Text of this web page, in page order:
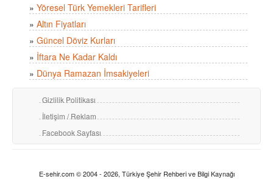
» Yöresel Türk Yemekleri Tarifleri
» Altın Fiyatları
» Güncel Döviz Kurları
» İftara Ne Kadar Kaldı
» Dünya Ramazan İmsakiyeleri
Gizlilik Politikası
İletişim / Reklam
Facebook Sayfası
E-sehir.com © 2004 - 2026, Türkiye Şehir Rehberi ve Bilgi Kaynağı